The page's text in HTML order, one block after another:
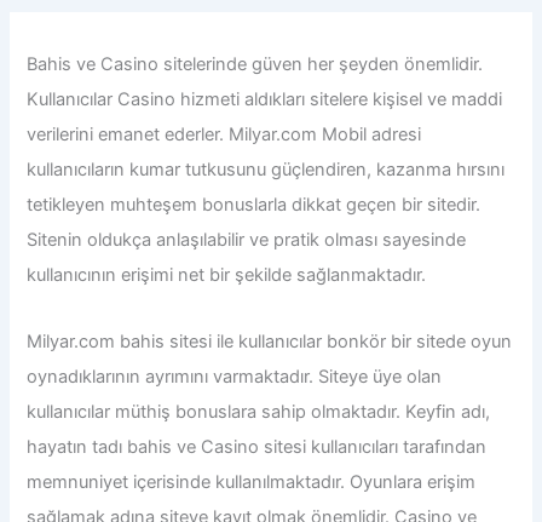
Bahis ve Casino sitelerinde güven her şeyden önemlidir.
Kullanıcılar Casino hizmeti aldıkları sitelere kişisel ve maddi
verilerini emanet ederler. Milyar.com Mobil adresi
kullanıcıların kumar tutkusunu güçlendiren, kazanma hırsını
tetikleyen muhteşem bonuslarla dikkat geçen bir sitedir.
Sitenin oldukça anlaşılabilir ve pratik olması sayesinde
kullanıcının erişimi net bir şekilde sağlanmaktadır.
Milyar.com bahis sitesi ile kullanıcılar bonkör bir sitede oyun
oynadıklarının ayrımını varmaktadır. Siteye üye olan
kullanıcılar müthiş bonuslara sahip olmaktadır. Keyfin adı,
hayatın tadı bahis ve Casino sitesi kullanıcıları tarafından
memnuniyet içerisinde kullanılmaktadır. Oyunlara erişim
sağlamak adına siteye kayıt olmak önemlidir. Casino ve